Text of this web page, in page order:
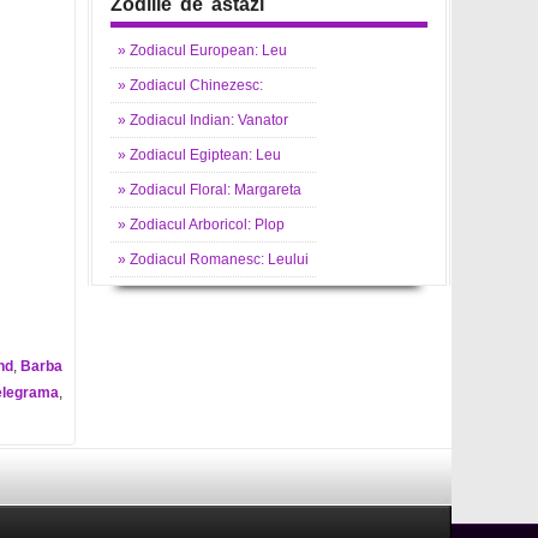
, Barba
,
Zodiile de astazi
» Zodiacul European: Leu
» Zodiacul Chinezesc:
» Zodiacul Indian: Vanator
» Zodiacul Egiptean: Leu
» Zodiacul Floral: Margareta
» Zodiacul Arboricol: Plop
» Zodiacul Romanesc: Leului